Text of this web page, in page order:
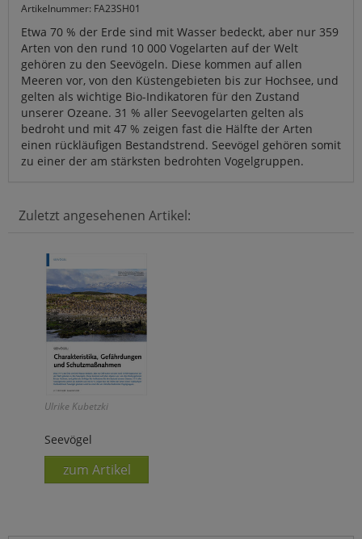
Artikelnummer: FA23SH01
Etwa 70 % der Erde sind mit Wasser bedeckt, aber nur 359
Arten von den rund 10 000 Vogelarten auf der Welt
gehören zu den Seevögeln. Diese kommen auf allen
Meeren vor, von den Küstengebieten bis zur Hochsee, und
gelten als wichtige Bio-Indikatoren für den Zustand
unserer Ozeane. 31 % aller Seevogelarten gelten als
bedroht und mit 47 % zeigen fast die Hälfte der Arten
einen rückläufigen Bestandstrend. Seevögel gehören somit
zu einer der am stärksten bedrohten Vogelgruppen.
Zuletzt angesehenen Artikel:
Ulrike Kubetzki
Seevögel
zum Artikel